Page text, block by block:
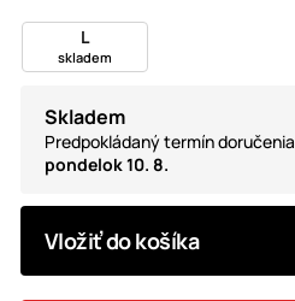
L
skladem
Skladem
Predpokládaný termín doručenia
pondelok 10. 8.
Vložiť do košíka